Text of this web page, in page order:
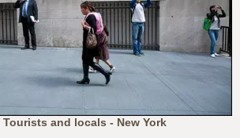
Tourists and locals - New York